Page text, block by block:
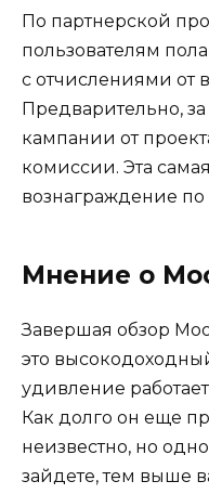
По партнерской
пользователям
с отчислениями от
Предварительно,
кампании от
комиссии. Эта
вознаграждение
Мнение о
Завершая обзор
это
удивление
Как долго он еще
неизвестно, но
зайдете, тем выше